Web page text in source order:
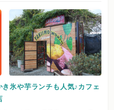
氷や芋ランチも人気♪カフェ